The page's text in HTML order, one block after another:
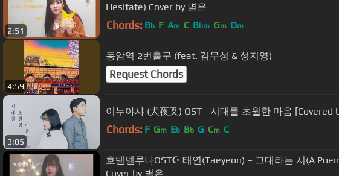
2:51
Hesitate) Cover by 별은
Chords: Bb F Am C Bbm Gm Dm
4:59
동암역 2번출구 (feat. 김무성 & 성지영)
Request Chords
3:05
이누야샤 (犬夜叉) OST - 시대를 초월한 마음 [Covered
Chords: F Gm Eb Bb G Cm C
호텔델루나OST☪ 태연(Taeyeon) – 그대라는 시(A
Cover by 별은